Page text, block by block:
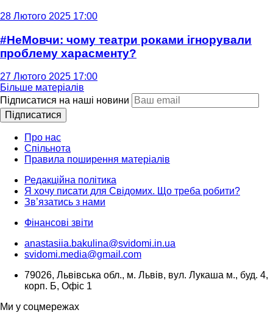
28 Лютого 2025 17:00
#НеМовчи: чому театри роками ігнорували
проблему харасменту?
27 Лютого 2025 17:00
Більше матеріалів
Підписатися на наші новини
Підписатися
Про нас
Спільнота
Правила поширення матеріалів
Редакційна політика
Я хочу писати для Свідомих. Що треба робити?
Зв’язатись з нами
Фінансові звіти
anastasiia.bakulina@svidomi.in.ua
svidomi.media@gmail.com
79026, Львівська обл., м. Львів, вул. Лукаша м., буд. 4,
корп. Б, Офіс 1
Ми у соцмережах